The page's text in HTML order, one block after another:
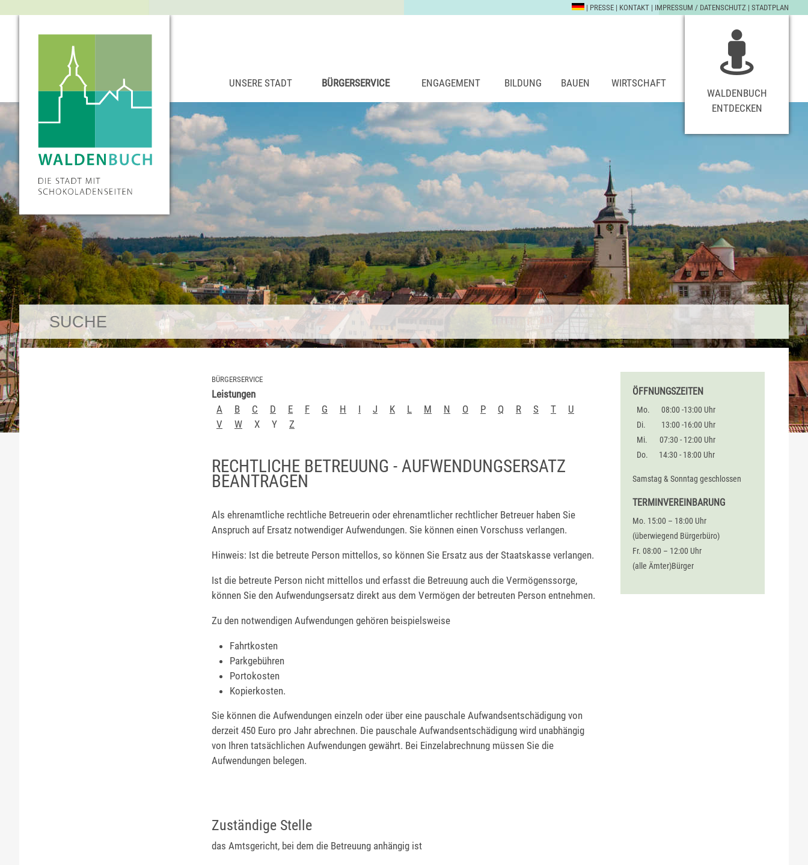
| PRESSE | KONTAKT | IMPRESSUM / DATENSCHUTZ | STADTPLAN
UNSERE STADT BÜRGERSERVICE ENGAGEMENT BILDUNG BAUEN
WIRTSCHAFT
WALDENBUCH
ENTDECKEN
BÜRGERSERVICE
Leistungen
A
B C D E F G H I J K L M N O P Q R S T
U
V
W X Y Z
RECHTLICHE BETREUUNG - AUFWENDUNGSERSATZ
BEANTRAGEN
Als ehrenamtliche rechtliche Betreuerin oder ehrenamtlicher rechtlicher Betreuer haben Sie
Anspruch auf Ersatz notwendiger Aufwendungen. Sie können einen Vorschuss verlangen.
Hinweis: Ist die betreute Person mittellos, so können Sie Ersatz aus der Staatskasse verlangen.
Ist die betreute Person nicht mittellos und erfasst die Betreuung auch die Vermögenssorge,
können Sie den Aufwendungsersatz direkt aus dem Vermögen der betreuten Person entnehmen.
Zu den notwendigen Aufwendungen gehören beispielsweise
Fahrtkosten
Parkgebühren
Portokosten
Kopierkosten.
Sie können die Aufwendungen einzeln oder über eine pauschale Aufwandsentschädigung von
derzeit 450 Euro pro Jahr abrechnen. Die pauschale Aufwandsentschädigung wird unabhängig
von Ihren tatsächlichen Aufwendungen gewährt. Bei Einzelabrechnung müssen Sie die
Aufwendungen belegen.
Zuständige Stelle
das Amtsgericht, bei dem die Betreuung anhängig ist
ÖFFNUNGSZEITEN
Mo.
08:00 -13:00 Uhr
Di.
13:00 -16:00 Uhr
Mi.
07:30 - 12:00 Uhr
Do.
14:30 - 18:00 Uhr
Samstag & Sonntag geschlossen
TERMINVEREINBARUNG
Mo. 15:00 – 18:00 Uhr
(überwiegend Bürgerbüro)
Fr. 08:00 – 12:00 Uhr
(alle Ämter)Bürger